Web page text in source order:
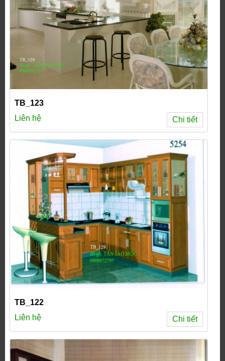
TB_123
Liên hệ
Chi tiết
TB_122
Liên hệ
Chi tiết